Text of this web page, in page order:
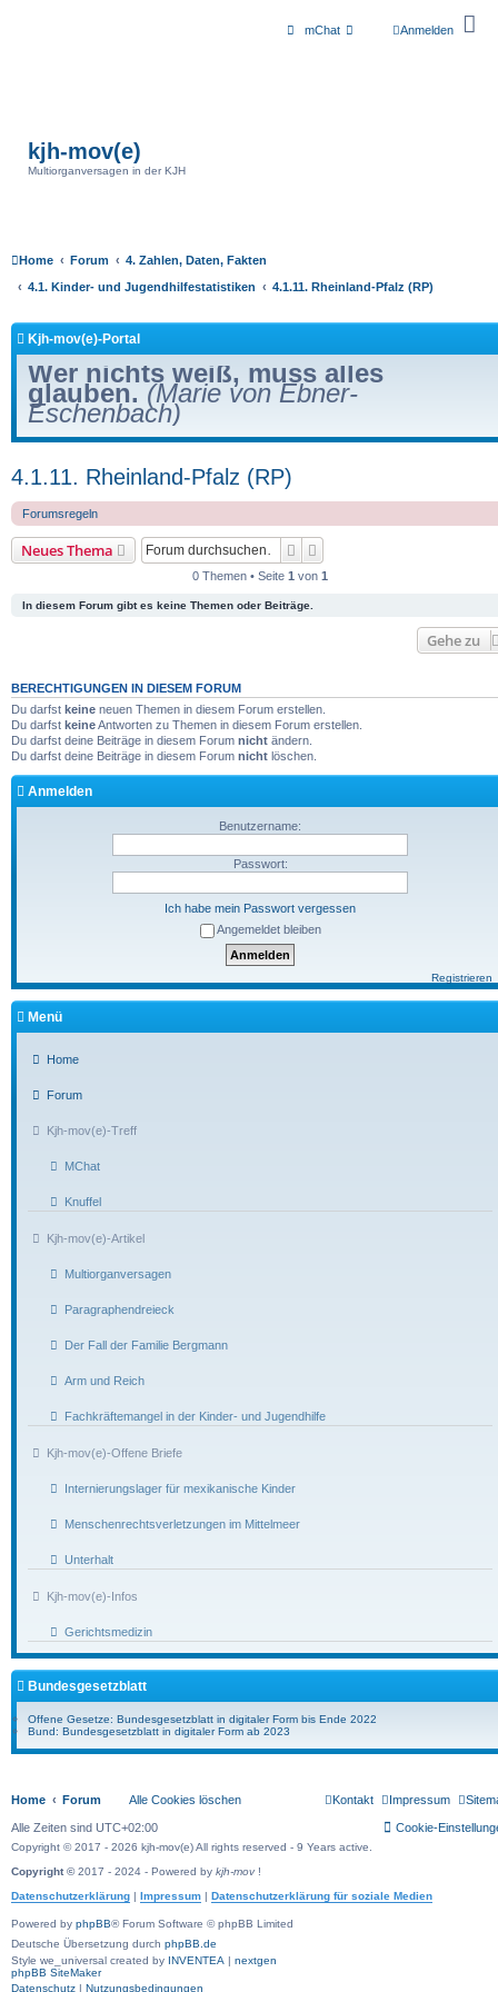
Anmelden
mChat
kjh-mov(e)
Multiorganversagen in der KJH
Home Forum
4. Zahlen, Daten, Fakten
4.1. Kinder- und Jugendhilfestatistiken
4.1.11. Rheinland-Pfalz (RP)
Kjh-mov(e)-Portal
Wer nichts weiß, muss alles
glauben. (Marie von Ebner-
Eschenbach)
4.1.11. Rheinland-Pfalz (RP)
Forumsregeln
Neues Thema Suche
0 Themen • Seite 1 von 1
In diesem Forum gibt es keine Themen oder Beiträge.
Gehe zu
BERECHTIGUNGEN IN DIESEM FORUM
Du darfst keine neuen Themen in diesem Forum erstellen.
Du darfst keineAntworten zu Themen in diesem Forum erstellen.
Du darfst deine Beiträge in diesem Forum nicht ändern.
Du darfst deine Beiträge in diesem Forum nicht löschen.
Anmelden
Benutzername:
Passwort:
Ich habe mein Passwort vergessen
Angemeldet bleiben
Registrieren
Menü
Home
Forum
Kjh-mov(e)-Treff
MChat
Knuffel
Kjh-mov(e)-Artikel
Multiorganversagen
Paragraphendreieck
Der Fall der Familie Bergmann
Arm und Reich
Fachkräftemangel in der Kinder- und Jugendhilfe
Kjh-mov(e)-Offene Briefe
Internierungslager für mexikanische Kinder
Menschenrechtsverletzungen im Mittelmeer
Unterhalt
Kjh-mov(e)-Infos
Gerichtsmedizin
Bundesgesetzblatt
Offene Gesetze: Bundesgesetzblatt in digitaler Form bis Ende 2022
Bund: Bundesgesetzblatt in digitaler Form ab 2023
Home Forum Impressum
Kontakt
Alle Cookies löschen
Alle Zeiten sind UTC+02:00 Cookie-
Copyright © 2017 - 2026 kjh-mov(e) All rights reserved - 9 Years active.
Copyright ©2017 - 2024 - Powered by kjh-mov!
Datenschutzerklärung | Impressum | Datenschutzerklärung für soziale Medien
Powered by phpBB® Forum Software © phpBB Limited
Deutsche Übersetzung durch phpBB.de
Style we_universal created by INVENTEA | nextgen
phpBB SiteMaker
Datenschutz | Nutzungsbedingungen